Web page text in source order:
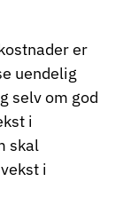
er
uendelig
selv om god
i
skal
i